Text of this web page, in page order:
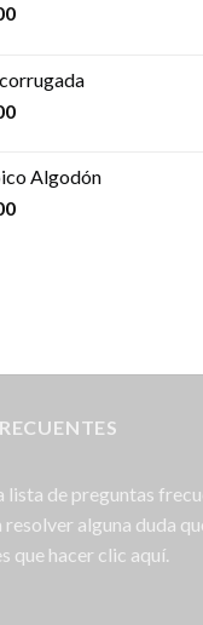
Algodón
lista de preguntas
resolver alguna duda
que hacer clic aquí.